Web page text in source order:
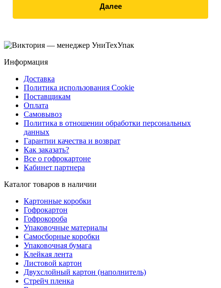
Далее
Информация
Доставка
Политика использования Cookie
Поставщикам
Оплата
Самовывоз
Политика в отношении обработки персональных
данных
Гарантии качества и возврат
Как заказать?
Все о гофрокартоне
Кабинет партнера
Каталог товаров в наличии
Картонные коробки
Гофрокартон
Гофрокороба
Упаковочные материалы
Самосборные коробки
Упаковочная бумага
Клейкая лента
Листовой картон
Двухслойный картон (наполнитель)
Стрейч пленка